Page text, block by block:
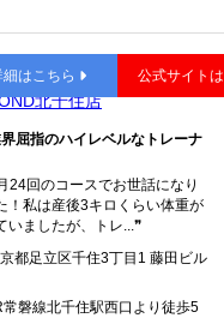
住
北千住店
界屈指のハイレベルなトレーナ
24回のコースでお世話になり
！私は産後3キロくらい体重が
いましたが、トレ...❞
都足立区千住3丁目1 藤田ビル
常磐線北千住駅西口より徒歩5
細はこちら 公式サイト